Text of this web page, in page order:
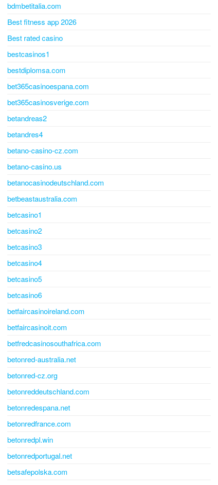
bdmbetitalia.com
Best fitness app 2026
Best rated casino
bestcasinos1
bestdiplomsa.com
bet365casinoespana.com
bet365casinosverige.com
betandreas2
betandres4
betano-casino-cz.com
betano-casino.us
betanocasinodeutschland.com
betbeastaustralia.com
betcasino1
betcasino2
betcasino3
betcasino4
betcasino5
betcasino6
betfaircasinoireland.com
betfaircasinoit.com
betfredcasinosouthafrica.com
betonred-australia.net
betonred-cz.org
betonreddeutschland.com
betonredespana.net
betonredfrance.com
betonredpl.win
betonredportugal.net
betsafepolska.com